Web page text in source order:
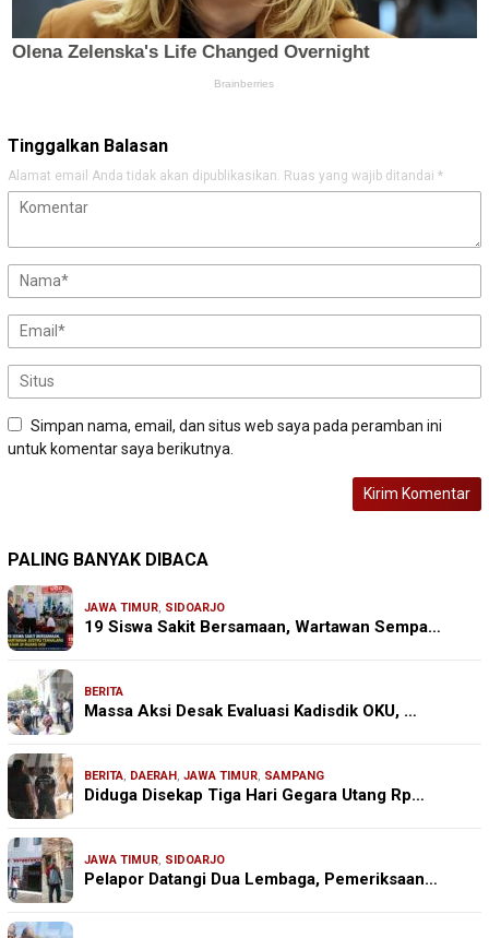
Tinggalkan Balasan
Alamat email Anda tidak akan dipublikasikan. Ruas yang wajib ditandai *
Simpan nama, email, dan situs web saya pada peramban ini
untuk komentar saya berikutnya.
PALING BANYAK DIBACA
JAWA TIMUR, SIDOARJO
19 Siswa Sakit Bersamaan, Wartawan Sempa…
BERITA
Massa Aksi Desak Evaluasi Kadisdik OKU, …
BERITA, DAERAH, JAWA TIMUR, SAMPANG
Diduga Disekap Tiga Hari Gegara Utang Rp…
JAWA TIMUR, SIDOARJO
Pelapor Datangi Dua Lembaga, Pemeriksaan…